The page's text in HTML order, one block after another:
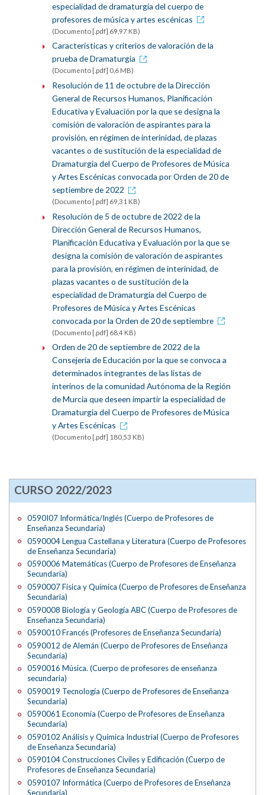
especialidad de dramaturgia del cuerpo de
profesores de música y artes escénicas
(Documento [.pdf] 69,97 KB)
Características y criterios de valoración de la
prueba de Dramaturgia
(Documento [.pdf] 0,6 MB)
Resolución de 11 de octubre de la Dirección
General de Recursos Humanos, Planificación
Educativa y Evaluación por la que se designa la
comisión de valoración de aspirantes para la
provisión, en régimen de interinidad, de plazas
vacantes o de sustitución de la especialidad de
Dramaturgia del Cuerpo de Profesores de Música
y Artes Escénicas convocada por Orden de 20 de
septiembre de 2022
(Documento [.pdf] 69,31 KB)
Resolución de 5 de octubre de 2022 de la
Dirección General de Recursos Humanos,
Planificación Educativa y Evaluación por la que se
designa la comisión de valoración de aspirantes
para la provisión, en régimen de interinidad, de
plazas vacantes o de sustitución de la
especialidad de Dramaturgia del Cuerpo de
Profesores de Música y Artes Escénicas
convocada por la Orden de 20 de septiembre
(Documento [.pdf] 68,4 KB)
Orden de 20 de septiembre de 2022 de la
Consejería de Educación por la que se convoca a
determinados integrantes de las listas de
interinos de la comunidad Autónoma de la Región
de Murcia que deseen impartir la especialidad de
Dramaturgia del Cuerpo de Profesores de Música
y Artes Escénicas
(Documento [.pdf] 180,53 KB)
CURSO 2022/2023
0590I07 Informática/Inglés (Cuerpo de Profesores de
Enseñanza Secundaria)
0590004 Lengua Castellana y Literatura (Cuerpo de Profesores
de Enseñanza Secundaria)
0590006 Matemáticas (Cuerpo de Profesores de Enseñanza
Secundaria)
0590007 Física y Química (Cuerpo de Profesores de Enseñanza
Secundaria)
0590008 Biología y Geología ABC (Cuerpo de Profesores de
Enseñanza Secundaria)
0590010 Francés (Profesores de Enseñanza Secundaria)
0590012 de Alemán (Cuerpo de Profesores de Enseñanza
Secundaria)
0590016 Música. (Cuerpo de profesores de enseñanza
secundaria)
0590019 Tecnología (Cuerpo de Profesores de Enseñanza
Secundaria)
0590061 Economía (Cuerpo de Profesores de Enseñanza
Secundaria)
0590102 Análisis y Química Industrial (Cuerpo de Profesores
de Enseñanza Secundaria)
0590104 Construcciones Civiles y Edificación (Cuerpo de
Profesores de Enseñanza Secundaria)
0590107 Informática (Cuerpo de Profesores de Enseñanza
Secundaria)